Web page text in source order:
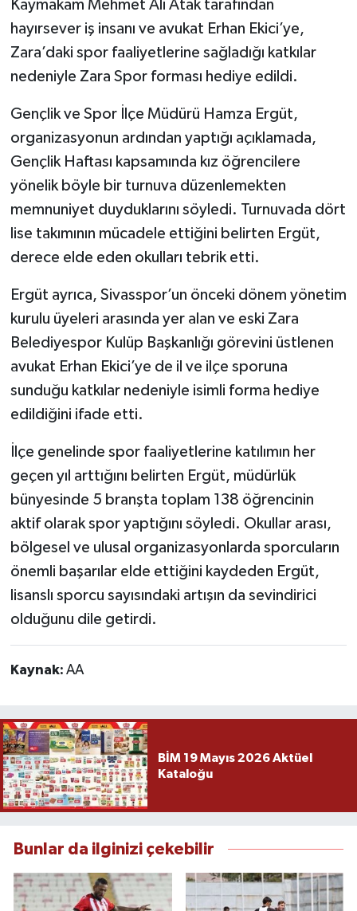
Kaymakam Mehmet Ali Atak tarafından
hayırsever iş insanı ve avukat Erhan Ekici’ye,
Zara’daki spor faaliyetlerine sağladığı katkılar
nedeniyle Zara Spor forması hediye edildi.
Gençlik ve Spor İlçe Müdürü Hamza Ergüt,
organizasyonun ardından yaptığı açıklamada,
Gençlik Haftası kapsamında kız öğrencilere
yönelik böyle bir turnuva düzenlemekten
memnuniyet duyduklarını söyledi. Turnuvada dört
lise takımının mücadele ettiğini belirten Ergüt,
derece elde eden okulları tebrik etti.
Ergüt ayrıca, Sivasspor’un önceki dönem yönetim
kurulu üyeleri arasında yer alan ve eski Zara
Belediyespor Kulüp Başkanlığı görevini üstlenen
avukat Erhan Ekici’ye de il ve ilçe sporuna
sunduğu katkılar nedeniyle isimli forma hediye
edildiğini ifade etti.
İlçe genelinde spor faaliyetlerine katılımın her
geçen yıl arttığını belirten Ergüt, müdürlük
bünyesinde 5 branşta toplam 138 öğrencinin
aktif olarak spor yaptığını söyledi. Okullar arası,
bölgesel ve ulusal organizasyonlarda sporcuların
önemli başarılar elde ettiğini kaydeden Ergüt,
lisanslı sporcu sayısındaki artışın da sevindirici
olduğunu dile getirdi.
Kaynak: AA
BİM 19 Mayıs 2026 Aktüel
Kataloğu
Bunlar da ilginizi çekebilir